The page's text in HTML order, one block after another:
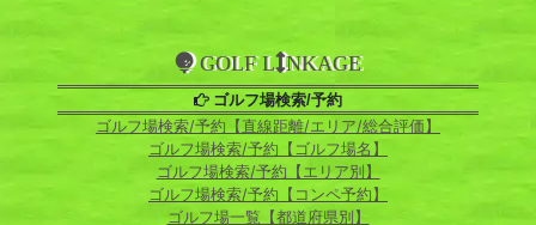
GOLF L NKAGE
ゴルフ場検索/予約
ゴルフ場検索/予約【直線距離/エリア/総合評価】
ゴルフ場検索/予約【ゴルフ場名】
ゴルフ場検索/予約【エリア別】
ゴルフ場検索/予約【コンペ予約】
ゴルフ場一覧【都道府県別】